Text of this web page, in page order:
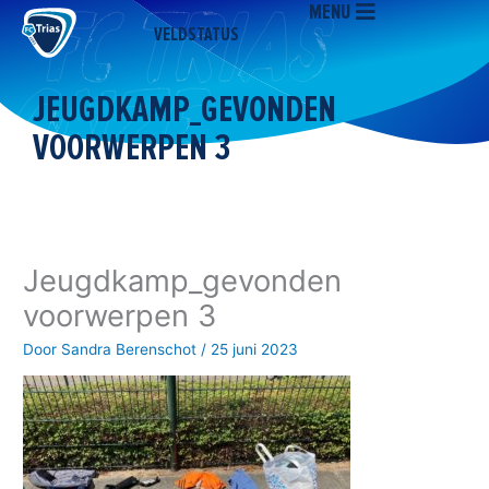
naar
inhoud
VELDSTATUS
MENU
JEUGDKAMP_GEVONDEN
VOORWERPEN 3
Jeugdkamp_gevonden
voorwerpen 3
Door Sandra Berenschot / 25 juni 2023